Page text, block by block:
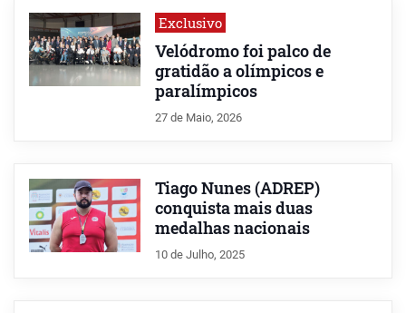
Exclusivo
Velódromo foi palco de
gratidão a olímpicos e
paralímpicos
27 de Maio, 2026
Tiago Nunes (ADREP)
conquista mais duas
medalhas nacionais
10 de Julho, 2025